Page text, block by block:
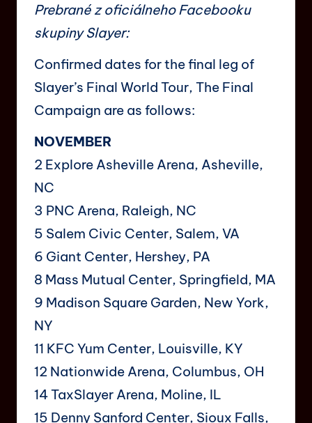
Prebrané z oficiálneho Facebooku
skupiny Slayer:
Confirmed dates for the final leg of
Slayer’s Final World Tour, The Final
Campaign are as follows:
NOVEMBER
2 Explore Asheville Arena, Asheville,
NC
3 PNC Arena, Raleigh, NC
5 Salem Civic Center, Salem, VA
6 Giant Center, Hershey, PA
8 Mass Mutual Center, Springfield, MA
9 Madison Square Garden, New York,
NY
11 KFC Yum Center, Louisville, KY
12 Nationwide Arena, Columbus, OH
14 TaxSlayer Arena, Moline, IL
15 Denny Sanford Center, Sioux Falls,